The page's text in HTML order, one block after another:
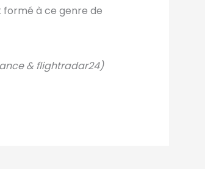
formé à ce genre de
& flightradar24)